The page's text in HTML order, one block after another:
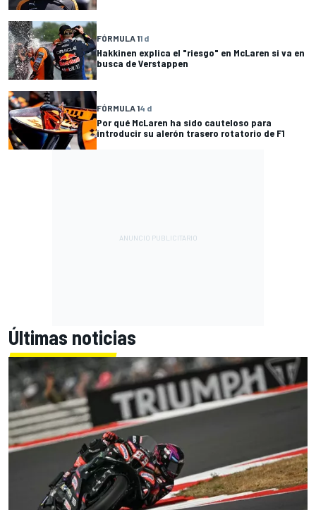
FÓRMULA 11 d
Hakkinen explica el "riesgo" en McLaren si va en
busca de Verstappen
FÓRMULA 14 d
Por qué McLaren ha sido cauteloso para
introducir su alerón trasero rotatorio de F1
Últimas noticias